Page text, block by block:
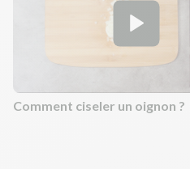
Comment ciseler un oignon ?